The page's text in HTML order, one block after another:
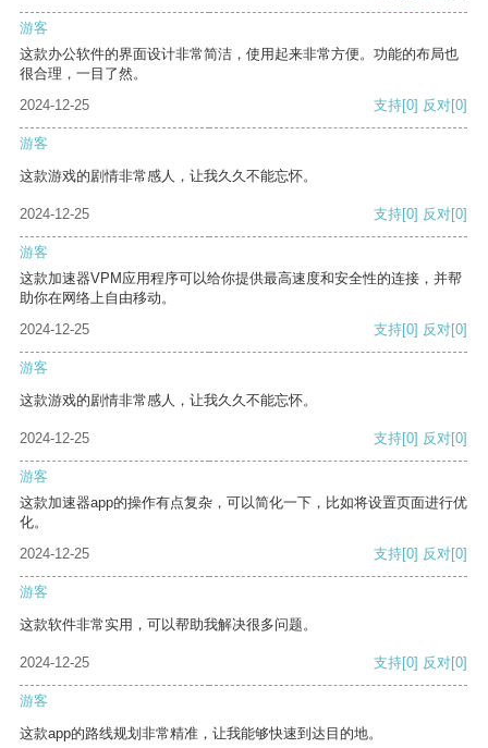
游客
这款办公软件的界面设计非常简洁，使用起来非常方便。功能的布局也
很合理，一目了然。
2024-12-25
支持[0] 反对[0]
游客
这款游戏的剧情非常感人，让我久久不能忘怀。
2024-12-25 支持[0] 反对[0]
游客
这款加速器VPM应用程序可以给你提供最高速度和安全性的连接，并帮
助你在网络上自由移动。
2024-12-25
支持[0] 反对[0]
游客
这款游戏的剧情非常感人，让我久久不能忘怀。
2024-12-25 支持[0] 反对[0]
游客
这款加速器app的操作有点复杂，可以简化一下，比如将设置页面进行优
化。
2024-12-25
支持[0] 反对[0]
游客
这款软件非常实用，可以帮助我解决很多问题。
2024-12-25 支持[0] 反对[0]
游客
这款app的路线规划非常精准，让我能够快速到达目的地。